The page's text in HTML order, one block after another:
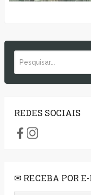
REDES SOCIAIS
✉ RECEBA POR